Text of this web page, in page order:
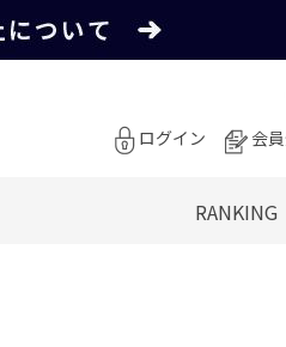
ログイン
会
RANKING